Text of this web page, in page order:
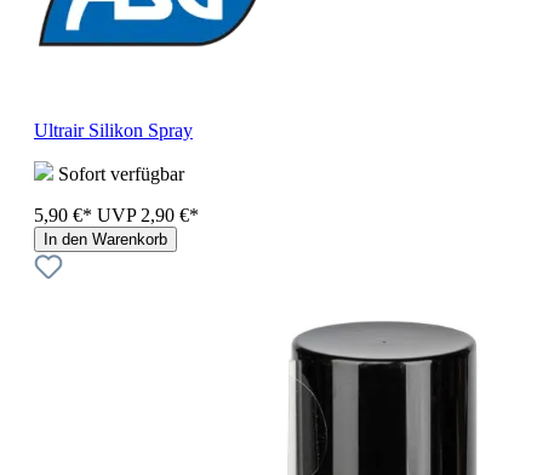
Ultrair Silikon Spray
Sofort verfügbar
5,90 €* UVP 2,90 €*
In den Warenkorb